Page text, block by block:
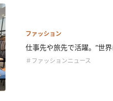
ファッション
仕事先や旅先で活躍。“世
＃ファッションニュース